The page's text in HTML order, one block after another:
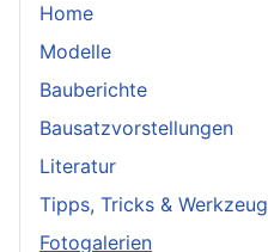
Home
Modelle
Bauberichte
Bausatzvorstellungen
Literatur
Tipps, Tricks & Werkzeug
Fotogalerien